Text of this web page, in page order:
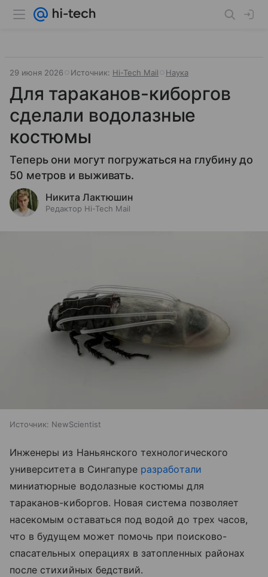
29 июня 2026 Источник: Hi-Tech Mail Наука
Для тараканов-киборгов
сделали водолазные
костюмы
Теперь они могут погружаться на глубину до
50 метров и выживать.
Никита Лактюшин
Редактор Hi-Tech Mail
Источник: NewScientist
Инженеры из Наньянского технологического
университета в Сингапуре разработали
миниатюрные водолазные костюмы для
тараканов-киборгов. Новая система позволяет
насекомым оставаться под водой до трех часов,
что в будущем может помочь при поисково-
спасательных операциях в затопленных районах
после стихийных бедствий.